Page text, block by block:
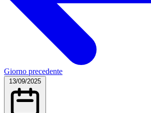
Giorno precedente
13/09/2025